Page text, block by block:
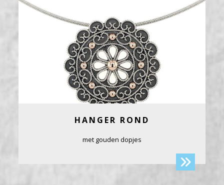
HANGER ROND
met gouden dopjes